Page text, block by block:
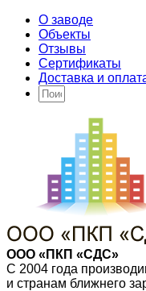
О заводе
Объекты
Отзывы
Сертификаты
Доставка и
ООО «ПКП «СДС»
С 2004 года
и странам ближнего